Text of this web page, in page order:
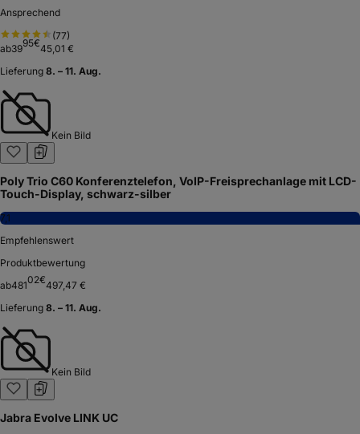
Ansprechend
(77)
ab3995€45,01 €
Lieferung 8. – 11. Aug.
Kein Bild
Poly Trio C60 Konferenztelefon, VoIP-Freisprechanlage mit LCD-
Touch-Display, schwarz-silber
7,1
Empfehlenswert
Produktbewertung
ab48102€497,47 €
Lieferung 8. – 11. Aug.
Kein Bild
Jabra Evolve LINK UC